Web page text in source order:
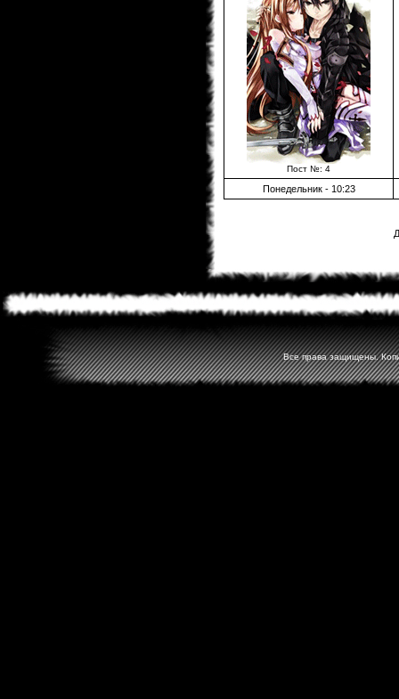
Пост №: 4
Понедельник - 10:23
Все права защищены.